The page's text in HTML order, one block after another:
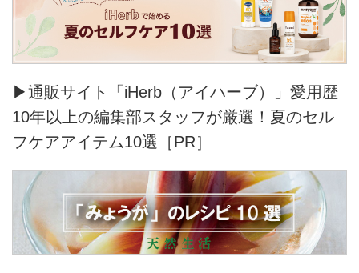
おしゃべりから広がる、めくるめ
く団地の世界をお届けします。
▶通販サイト「iHerb（アイハーブ）」愛用歴
10年以上の編集部スタッフが厳選！夏のセル
フケアアイテム10選［PR］